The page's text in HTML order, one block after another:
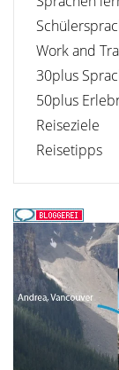
Work and
30plus
50plus
Reiseziele
Reisetipps